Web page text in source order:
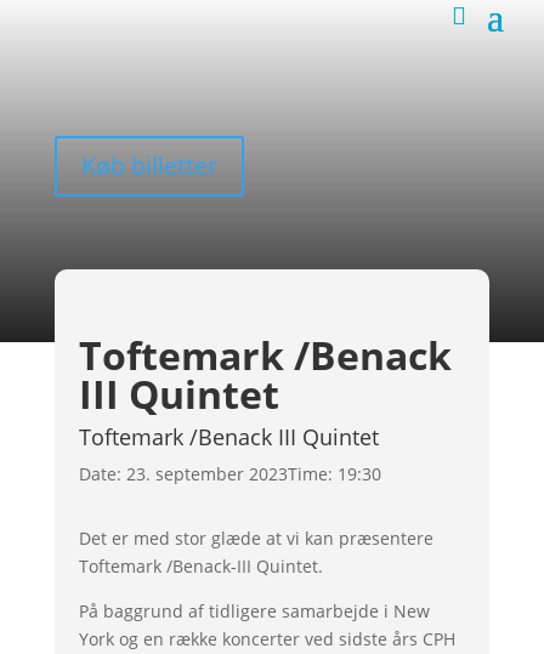
Køb billetter
Toftemark /Benack
III Quintet
Toftemark /Benack III Quintet
Date: 23. september 2023Time: 19:30
Det er med stor glæde at vi kan præsentere
Toftemark /Benack-III Quintet.
På baggrund af tidligere samarbejde i New
York og en række koncerter ved sidste års CPH